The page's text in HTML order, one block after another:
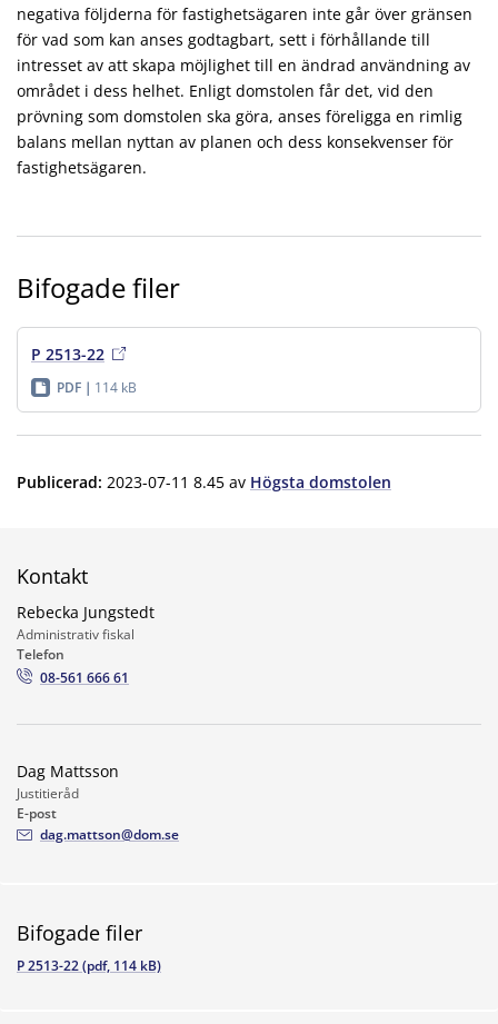
negativa följderna för fastighetsägaren inte går över gränsen
för vad som kan anses godtagbart, sett i förhållande till
intresset av att skapa möjlighet till en ändrad användning av
området i dess helhet. Enligt domstolen får det, vid den
prövning som domstolen ska göra, anses föreligga en rimlig
balans mellan nyttan av planen och dess konsekvenser för
fastighetsägaren.
Bifogade filer
P 2513-22
PDF 114 kB
Publicerad: 2023-07-11 8.45 av Högsta domstolen
Kontakt
Rebecka Jungstedt
Administrativ fiskal
Telefon
08-561 666 61
Dag Mattsson
Justitieråd
E-post
dag.mattson@dom.se
Bifogade filer
P 2513-22 (pdf, 114 kB)